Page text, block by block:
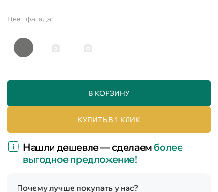
Цвет фасада:
В КОРЗИНУ
КУПИТЬ В 1 КЛИК
Нашли дешевле — сделаемболее
выгодное предложение!
Почему лучше покупать у нас?